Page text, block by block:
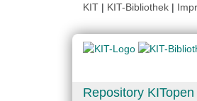
KIT | KIT-Bibliothek |
Repository KITopen